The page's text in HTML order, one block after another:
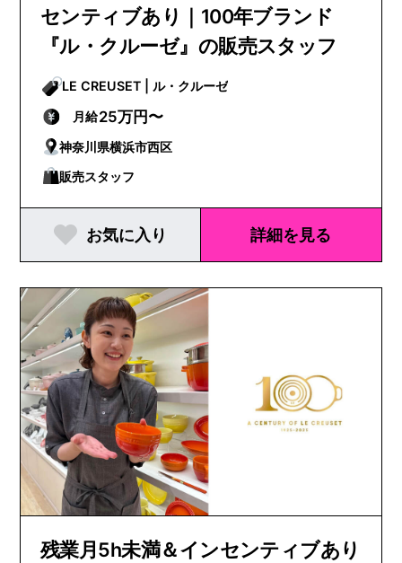
センティブあり｜100年ブランド
『ル・クルーゼ』の販売スタッフ
LE CREUSET | ル・クルーゼ
月給25万円〜
神奈川県横浜市西区
販売スタッフ
お気に入り 詳細を見る
残業月5h未満＆インセンティブあり